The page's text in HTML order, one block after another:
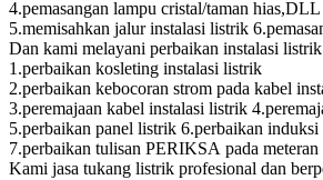
4.pemasangan lampu cristal/taman hias,DLL
5.memisahkan jalur instalasi listrik
Dan kami melayani perbaikan instalasi
1.perbaikan kosleting instalasi listrik
2.perbaikan kebocoran strom pada kabel
3.peremajaan kabel instalasi listrik
5.perbaikan panel listrik 6.perbaikan
7.perbaikan tulisan PERIKSA pada
Kami jasa tukang listrik profesional dan